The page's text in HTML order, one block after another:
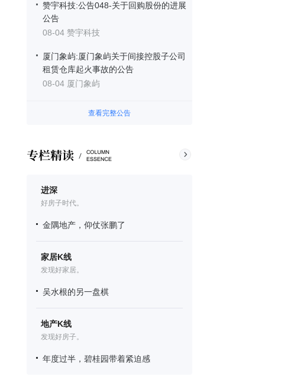
赞宇科技:公告048-关于回购股份的进展
公告
08-04 赞宇科技
厦门象屿:厦门象屿关于间接控股子公司
租赁仓库起火事故的公告
08-04 厦门象屿
查看完整公告
进深
好房子时代。
金隅地产，仰仗张鹏了
家居K线
发现好家居。
吴水根的另一盘棋
地产K线
发现好房子。
年度过半，碧桂园带着紧迫感